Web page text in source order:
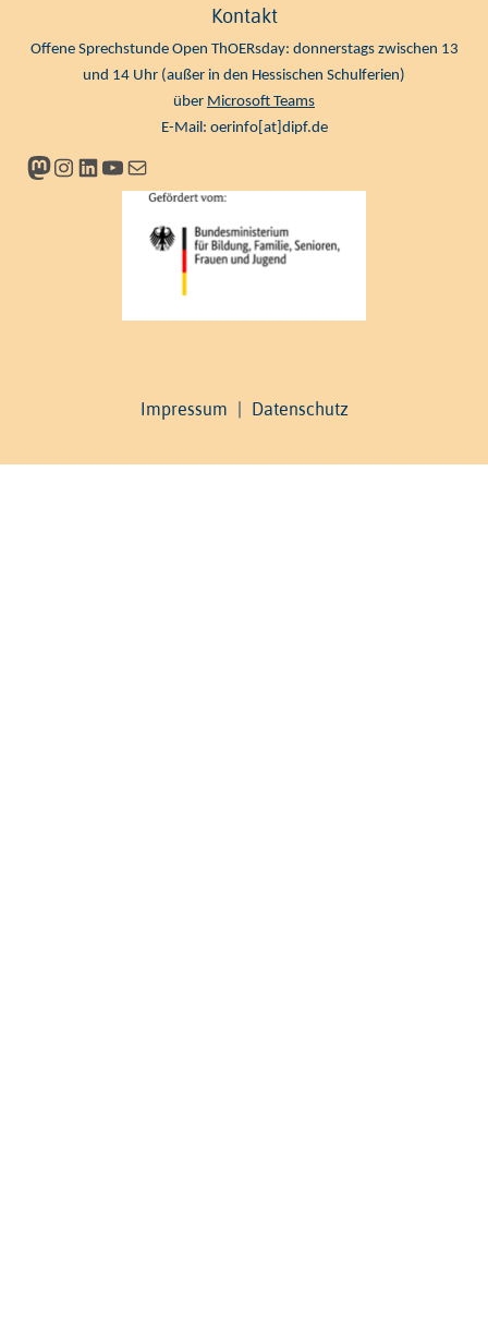
Kontakt
Offene Sprechstunde Open ThOERsday: donnerstags zwischen 13
und 14 Uhr (außer in den Hessischen Schulferien)
über Microsoft Teams
E-Mail: oerinfo[at]dipf.de
Mastodon
Instagram
LinkedIn
YouTube
Newsletter
Impressum Datenschutz